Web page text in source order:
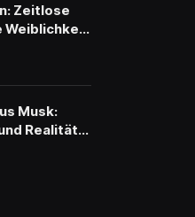
Zeitlose
Weiblichkeit
Musk:
Realität